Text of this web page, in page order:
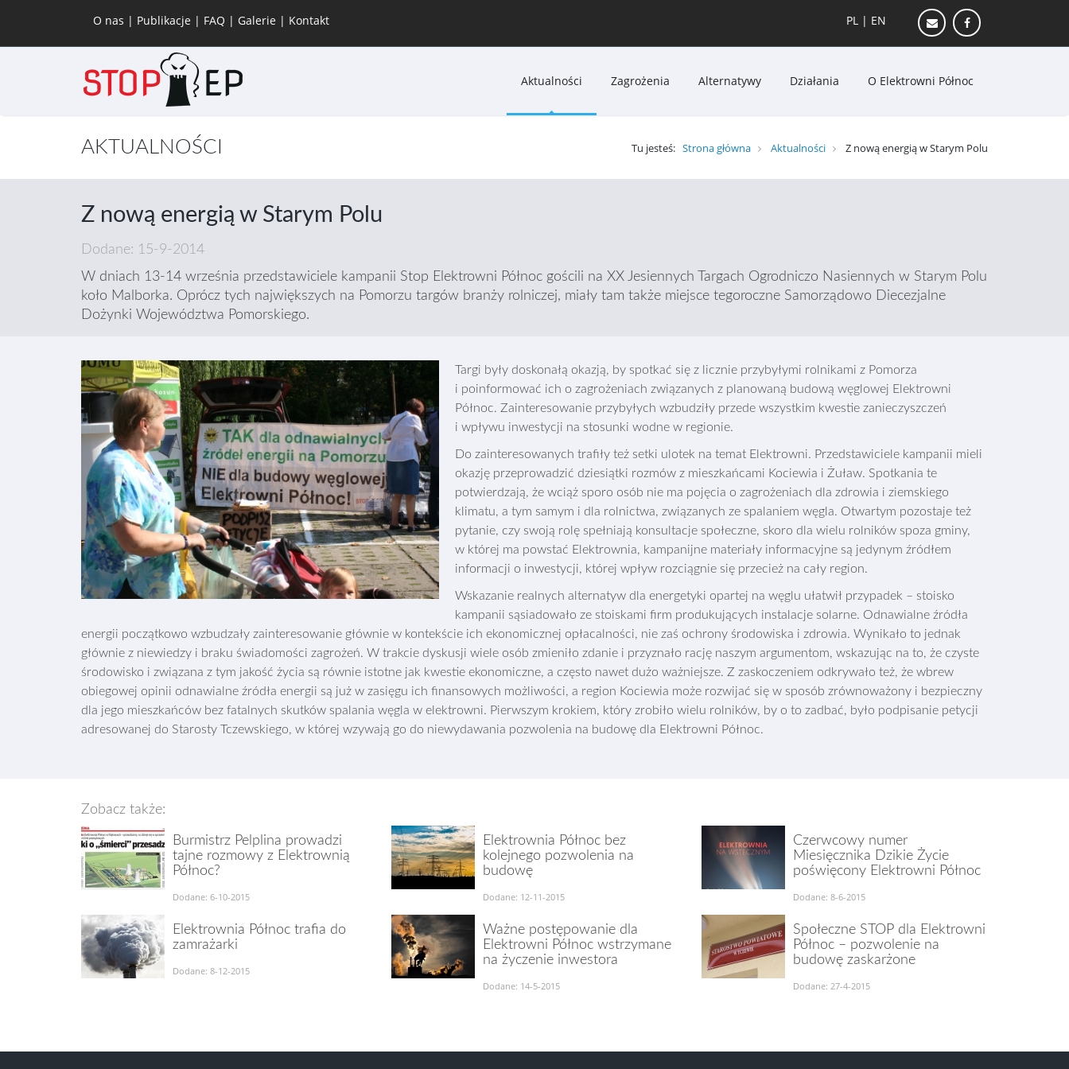
O nas | Publikacje | FAQ | Galerie | Kontakt PL | EN
Aktualności Zagrożenia Alternatywy Działania O Elektrowni Północ
AKTUALNOŚCI Tu jesteś: Strona główna Aktualności Z nową energią w Starym Polu
Z nową energią w Starym Polu
Dodane: 15-9-2014
W dniach 13-14 września przedstawiciele kampanii Stop Elektrowni Północ gościli na XX Jesiennych Targach Ogrodniczo Nasiennych w Starym Polu
koło Malborka. Oprócz tych największych na Pomorzu targów branży rolniczej, miały tam także miejsce tegoroczne Samorządowo Diecezjalne
Dożynki Województwa Pomorskiego.
Targi były doskonałą okazją, by spotkać się z licznie przybyłymi rolnikami z Pomorza
i poinformować ich o zagrożeniach związanych z planowaną budową węglowej Elektrowni
Północ. Zainteresowanie przybyłych wzbudziły przede wszystkim kwestie zanieczyszczeń
i wpływu inwestycji na stosunki wodne w regionie.
Do zainteresowanych trafiły też setki ulotek na temat Elektrowni. Przedstawiciele kampanii mieli
okazję przeprowadzić dziesiątki rozmów z mieszkańcami Kociewia i Żuław. Spotkania te
potwierdzają, że wciąż sporo osób nie ma pojęcia o zagrożeniach dla zdrowia i ziemskiego
klimatu, a tym samym i dla rolnictwa, związanych ze spalaniem węgla. Otwartym pozostaje też
pytanie, czy swoją rolę spełniają konsultacje społeczne, skoro dla wielu rolników spoza gminy,
w której ma powstać Elektrownia, kampanijne materiały informacyjne są jedynym źródłem
informacji o inwestycji, której wpływ rozciągnie się przecież na cały region.
Wskazanie realnych alternatyw dla energetyki opartej na węglu ułatwił przypadek – stoisko
kampanii sąsiadowało ze stoiskami firm produkujących instalacje solarne. Odnawialne źródła
energii początkowo wzbudzały zainteresowanie głównie w kontekście ich ekonomicznej opłacalności, nie zaś ochrony środowiska i zdrowia. Wynikało to jednak
głównie z niewiedzy i braku świadomości zagrożeń. W trakcie dyskusji wiele osób zmieniło zdanie i przyznało rację naszym argumentom, wskazując na to, że czyste
środowisko i związana z tym jakość życia są równie istotne jak kwestie ekonomiczne, a często nawet dużo ważniejsze. Z zaskoczeniem odkrywało też, że wbrew
obiegowej opinii odnawialne źródła energii są już w zasięgu ich finansowych możliwości, a region Kociewia może rozwijać się w sposób zrównoważony i bezpieczny
dla jego mieszkańców bez fatalnych skutków spalania węgla w elektrowni. Pierwszym krokiem, który zrobiło wielu rolników, by o to zadbać, było podpisanie petycji
adresowanej do Starosty Tczewskiego, w której wzywają go do niewydawania pozwolenia na budowę dla Elektrowni Północ.
Zobacz także:
Burmistrz Pelplina prowadzi
tajne rozmowy z Elektrownią
Północ?
Dodane: 6-10-2015
Elektrownia Północ bez
kolejnego pozwolenia na
budowę
Dodane: 12-11-2015
Czerwcowy numer
Miesięcznika Dzikie Życie
poświęcony Elektrowni Północ
Dodane: 8-6-2015
Elektrownia Północ trafia do
zamrażarki
Dodane: 8-12-2015
Ważne postępowanie dla
Elektrowni Północ wstrzymane
na życzenie inwestora
Dodane: 14-5-2015
Społeczne STOP dla Elektrowni
Północ – pozwolenie na
budowę zaskarżone
Dodane: 27-4-2015